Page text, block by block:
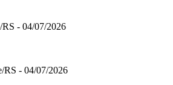
- 04/07/2026
RS - 04/07/2026